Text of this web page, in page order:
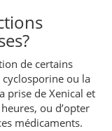
de certains
ou la
prise de Xenical et
ou d’opter
médicaments.